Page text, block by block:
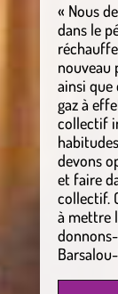
« Nous
dans le
nouveau
ainsi
gaz à
collectif
devons
et faire
collectif.
à mettre